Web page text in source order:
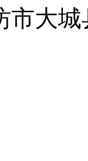
市大